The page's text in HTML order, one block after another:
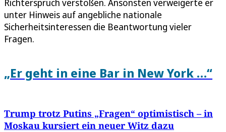
Richterspruch verstoßen. Ansonsten verweigerte er
unter Hinweis auf angebliche nationale
Sicherheitsinteressen die Beantwortung vieler
Fragen.
„Er geht in eine Bar in New York …“
Trump trotz Putins „Fragen“ optimistisch – in
Moskau kursiert ein neuer Witz dazu